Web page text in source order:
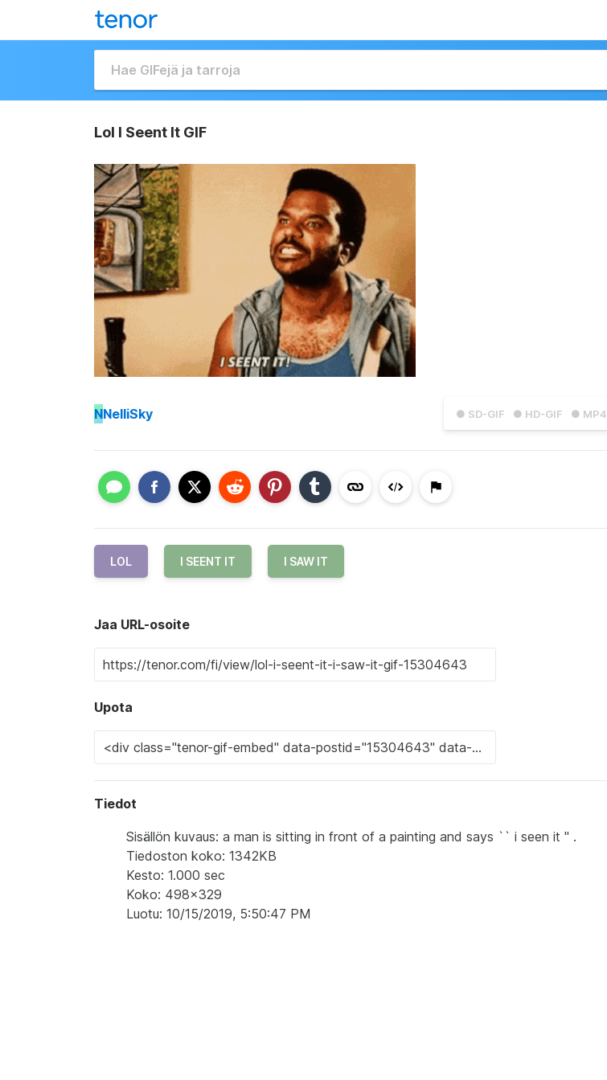
Lol I Seent It GIF
● SD-GIF ● HD-GIF ● MP4
NNelliSky
LOL I SEENT IT I SAW IT
Jaa URL-osoite
Upota
Tiedot
Sisällön kuvaus: a man is sitting in front of a painting and says `` i seen it '' .
Tiedoston koko: 1342KB
Kesto: 1.000 sec
Koko: 498x329
Luotu: 10/15/2019, 5:50:47 PM